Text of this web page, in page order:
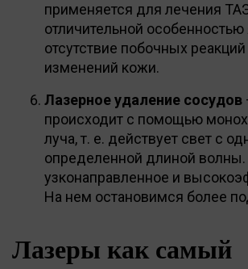
применяется для лечения ТАЭ
отличительной особенностью
отсутствие побочных
изменений кожи.
Лазерное удаление сосудов
происходит с помощью
луча, т. е. действует свет с
определенной длиной волны.
узконаправленное и
На нем остановимся более
Лазеры как самый